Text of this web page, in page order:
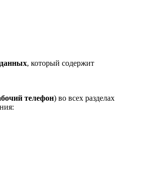
, который содержит
телефон) во всех разделах